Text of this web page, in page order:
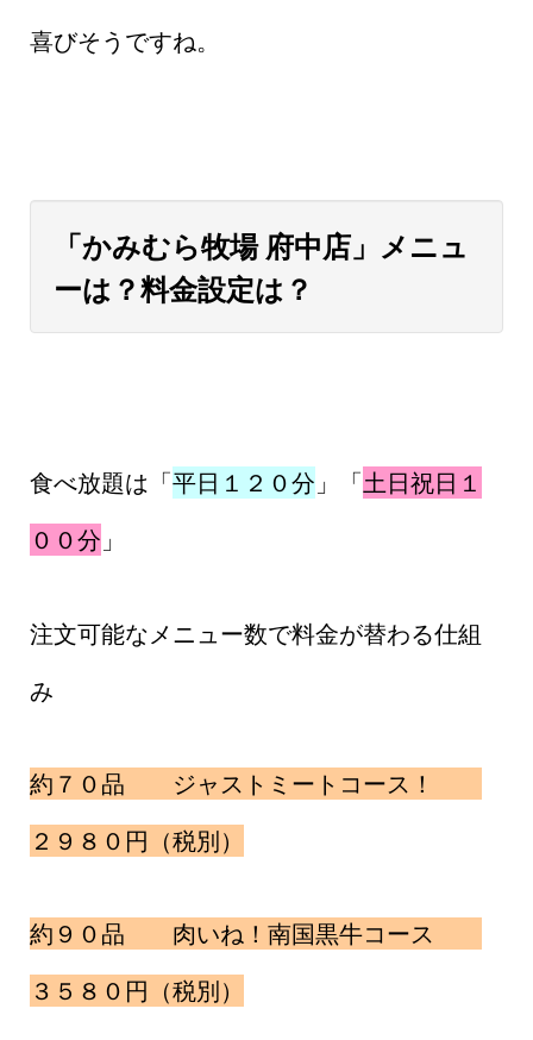
喜びそうですね。
「かみむら牧場 府中店」メニュ
ーは？料金設定は？
食べ放題は「平日１２０分 」「土日祝日１
００分 」
注文可能なメニュー数で料金が替わる仕組
み
約７０品 ジャストミートコース！
２９８０円（税別）
約９０品 肉いね！南国黒牛コース
３５８０円（税別）